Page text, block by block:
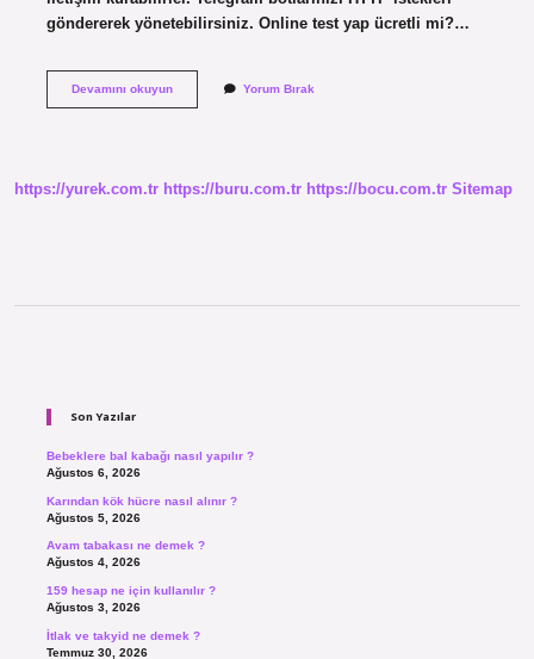
göndererek yönetebilirsiniz. Online test yap ücretli mi?…
Devamını okuyunTelegram
Yorum Bırak
https://yurek.com.tr https://buru.com.tr https://bocu.com.tr Sitemap
Son Yazılar
Bebeklere bal kabağı nasıl yapılır ?
Ağustos 6, 2026
Karından kök hücre nasıl alınır ?
Ağustos 5, 2026
Avam tabakası ne demek ?
Ağustos 4, 2026
159 hesap ne için kullanılır ?
Ağustos 3, 2026
İtlak ve takyid ne demek ?
Temmuz 30, 2026